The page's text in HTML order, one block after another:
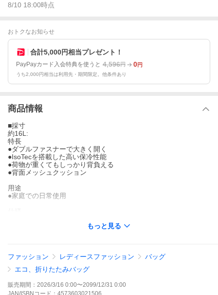
8/10 18:00時点
おトクなお知らせ
合計5,000円相当プレゼント！
PayPayカード入会特典を使うと 4,596円 0円
うち2,000円相当は利用先・期間限定。他条件あり
商品情報
■採寸
約16L:
特長
●ダブルファスナーで大きく開く
●IsoTecを搭載した高い保冷性能
●荷物が重くてもしっかり背負える
●背面メッシュクッション
用途
●家庭での日常使用
※品質向上のため予告なく仕様を変更する場合がございます。パ
ッケージのリニューアル等につき、商品画像が異なる場合がござ
います。商品画像の色合いは、画像処理上、若干異なる場合がご
ざいます。
もっと見る
ファッション レディースファッション
バッグ
エコ、折りたたみバッグ
販売期間： 2026/3/16 0:00〜2099/12/31 0:00